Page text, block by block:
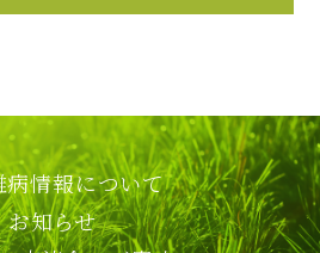
病情報について
お知らせ